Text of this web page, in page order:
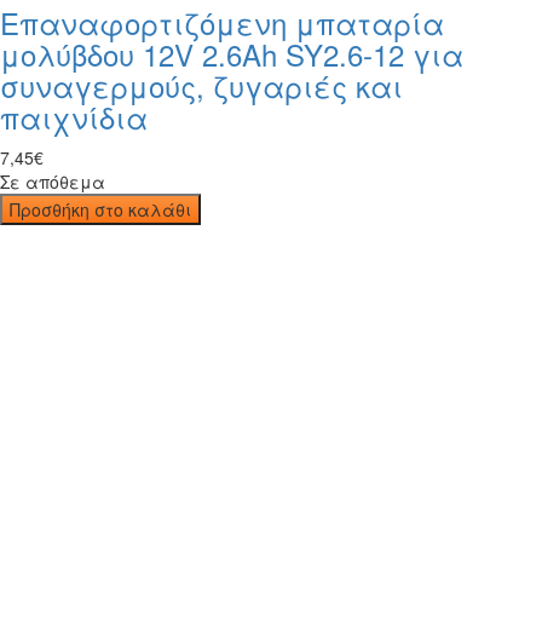
Επαναφορτιζόμενη μπαταρία
μολύβδου 12V 2.6Ah SY2.6-12 για
συναγερμούς, ζυγαριές και
παιχνίδια
7,45€
Σε απόθεμα
Προσθήκη στο καλάθι